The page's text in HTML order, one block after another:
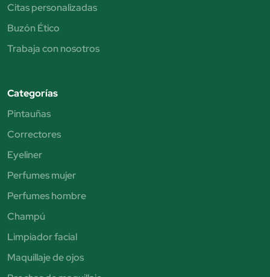
Citas personalizadas
Buzón Ético
Trabaja con nosotros
Categorías
Pintauñas
Correctores
Eyeliner
Perfumes mujer
Perfumes hombre
Champú
Limpiador facial
Maquillaje de ojos